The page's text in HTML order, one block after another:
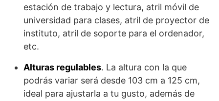
estación de trabajo y lectura, atril móvil de
universidad para clases, atril de proyector de
instituto, atril de soporte para el ordenador,
etc.
Alturas regulables. La altura con la que
podrás variar será desde 103 cm a 125 cm,
ideal para ajustarla a tu gusto, además de